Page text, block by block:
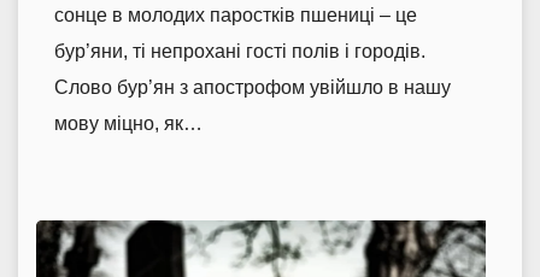
сонце в молодих паростків пшениці – це
бур’яни, ті непрохані гості полів і городів.
Слово бур’ян з апострофом увійшло в нашу
мову міцно, як…